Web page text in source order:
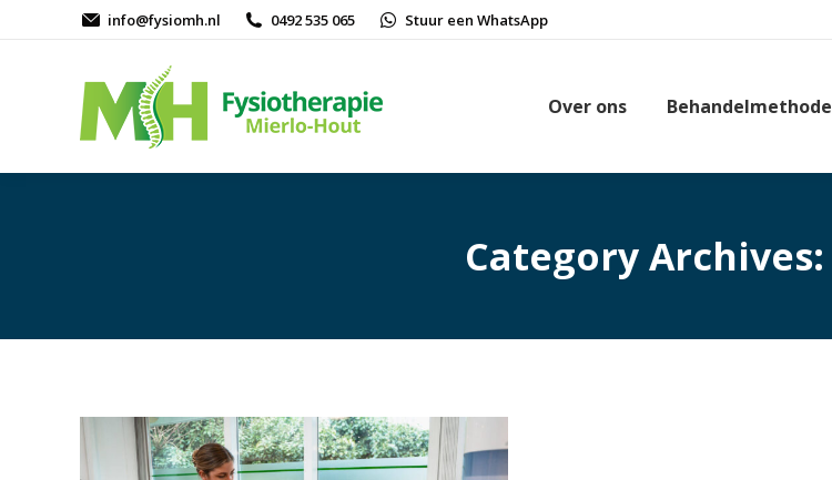
info@fysiomh.nl 0492 535 065 Stuur een WhatsApp
Over ons Behandelmethode
Category Archives: